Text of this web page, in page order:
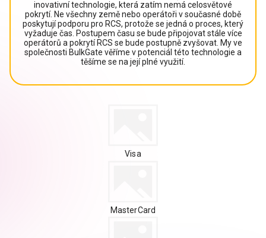
inovativní technologie, která zatím nemá celosvětové
pokrytí. Ne všechny země nebo operátoři v současné době
poskytují podporu pro RCS, protože se jedná o proces, který
vyžaduje čas. Postupem času se bude připojovat stále více
operátorů a pokrytí RCS se bude postupně zvyšovat. My ve
společnosti BulkGate věříme v potenciál této technologie a
těšíme se na její plné využití.
Visa
MasterCard